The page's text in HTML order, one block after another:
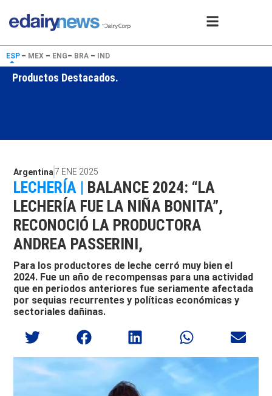
ESP– MEX – ENG– BRA – IND
Productos Destacados.
Argentina 7 ENE 2025
LECHERÍA | BALANCE 2024: “LA
LECHERÍA FUE LA NIÑA BONITA”,
RECONOCIÓ LA PRODUCTORA
ANDREA PASSERINI,
Para los productores de leche cerró muy bien el
2024. Fue un año de recompensas para una actividad
que en periodos anteriores fue seriamente afectada
por sequias recurrentes y políticas económicas y
sectoriales dañinas.